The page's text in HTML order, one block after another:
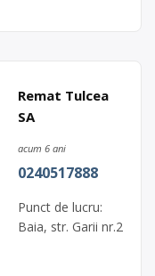
Remat Tulcea
SA
acum 6 ani
0240517888
Punct de lucru:
Baia, str. Garii nr.2